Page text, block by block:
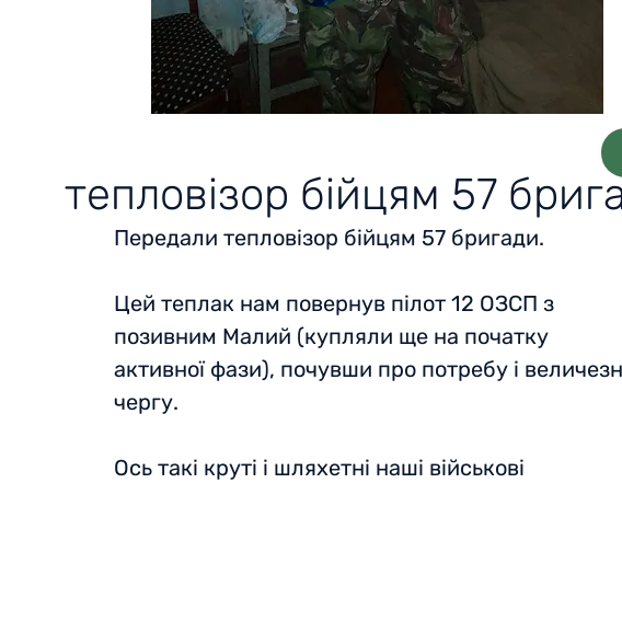
тепловізор бійцям 57
Передали тепловізор бійцям 57 бригади.
Цей теплак нам повернув пілот 12 ОЗСП з
позивним Малий (купляли ще на початку
активної фази), почувши про потребу і
чергу.
Ось такі круті і шляхетні наші військові